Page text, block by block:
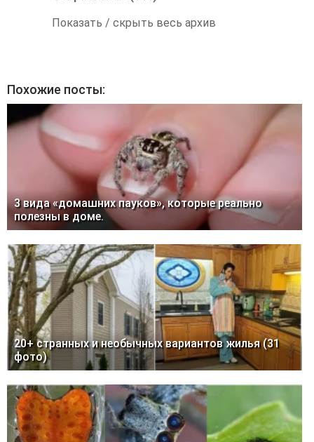
Показать / скрыть весь архив
Похожие посты:
3 вида «домашних пауков», которые реально
полезны в доме.
20+ странных и необычных вариантов жилья (31
фото)